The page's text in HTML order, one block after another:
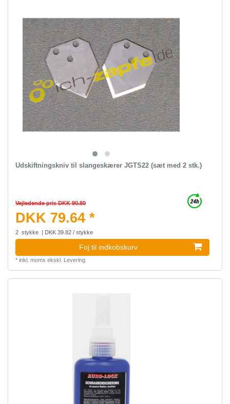
Udskiftningskniv til slangeskærer JGTS22 (sæt med 2 stk.)
Vejledende pris DKK 90.80
DKK 79.64 *
2 stykke | DKK 39.82 / stykke
Foj til indkobskurv
* inkl. moms ekskl. Levering